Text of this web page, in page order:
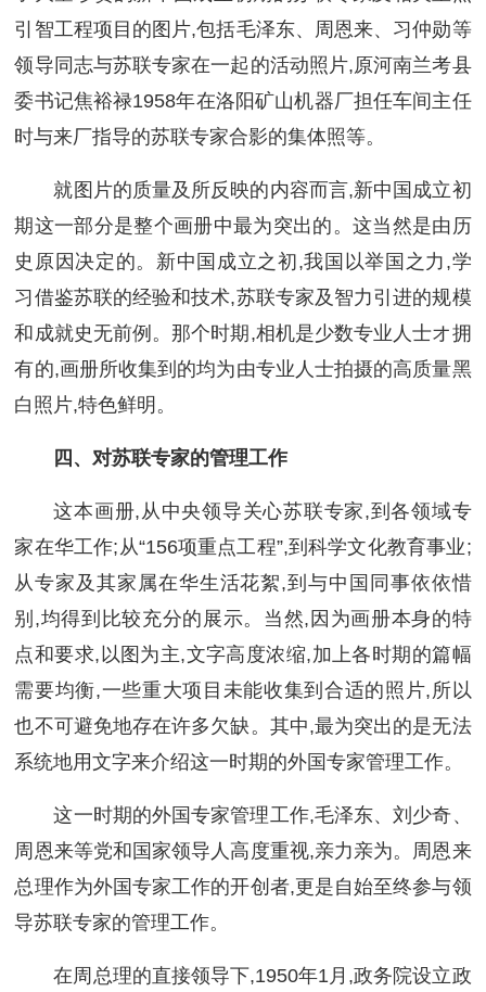
引智工程项目的图片,包括毛泽东、周恩来、习仲勋等
领导同志与苏联专家在一起的活动照片,原河南兰考县
委书记焦裕禄1958年在洛阳矿山机器厂担任车间主任
时与来厂指导的苏联专家合影的集体照等。
就图片的质量及所反映的内容而言,新中国成立初
期这一部分是整个画册中最为突出的。这当然是由历
史原因决定的。新中国成立之初,我国以举国之力,学
习借鉴苏联的经验和技术,苏联专家及智力引进的规模
和成就史无前例。那个时期,相机是少数专业人士オ拥
有的,画册所收集到的均为由专业人士拍摄的高质量黑
白照片,特色鲜明。
四、对苏联专家的管理工作
这本画册,从中央领导关心苏联专家,到各领域专
家在华工作;从“156项重点工程”,到科学文化教育事业;
从专家及其家属在华生活花絮,到与中国同事依依惜
别,均得到比较充分的展示。当然,因为画册本身的特
点和要求,以图为主,文字高度浓缩,加上各时期的篇幅
需要均衡,一些重大项目未能收集到合适的照片,所以
也不可避免地存在许多欠缺。其中,最为突出的是无法
系统地用文字来介绍这一时期的外国专家管理工作。
这一时期的外国专家管理工作,毛泽东、刘少奇、
周恩来等党和国家领导人高度重视,亲力亲为。周恩来
总理作为外国专家工作的开创者,更是自始至终参与领
导苏联专家的管理工作。
在周总理的直接领导下,1950年1月,政务院设立政